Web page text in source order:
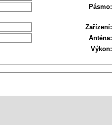
Pásmo:
Zařízení:
Anténa:
Výkon: